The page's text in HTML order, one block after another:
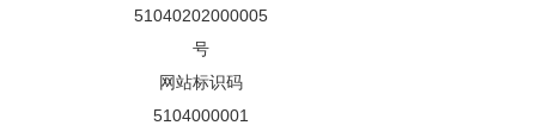
51040202000005
号
网站标识码
5104000001